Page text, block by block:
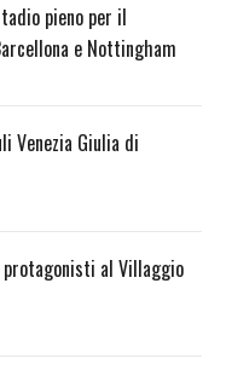
pieno per il
e Nottingham
Venezia Giulia di
al Villaggio